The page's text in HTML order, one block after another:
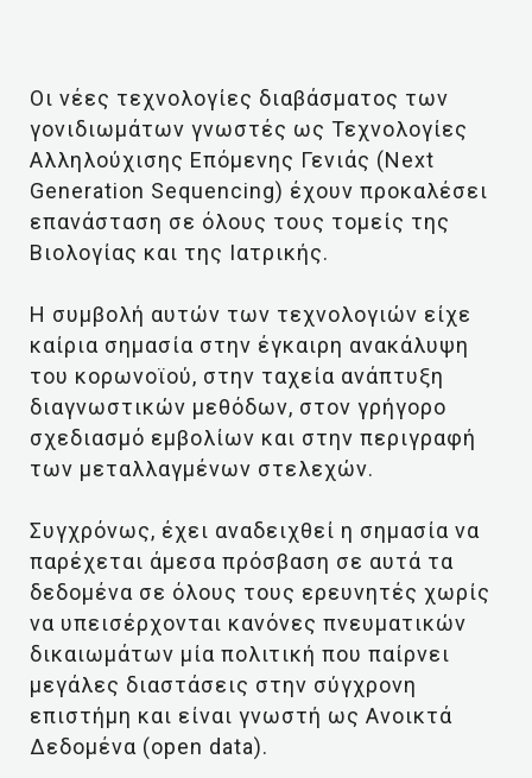
Οι νέες τεχνολογίες διαβάσματος των
γονιδιωμάτων γνωστές ως Τεχνολογίες
Αλληλούχισης Επόμενης Γενιάς (Next
Generation Sequencing) έχουν προκαλέσει
επανάσταση σε όλους τους τομείς της
Βιολογίας και της Ιατρικής.
Η συμβολή αυτών των τεχνολογιών είχε
καίρια σημασία στην έγκαιρη ανακάλυψη
του κορωνοϊού, στην ταχεία ανάπτυξη
διαγνωστικών μεθόδων, στον γρήγορο
σχεδιασμό εμβολίων και στην περιγραφή
των μεταλλαγμένων στελεχών.
Συγχρόνως, έχει αναδειχθεί η σημασία να
παρέχεται άμεσα πρόσβαση σε αυτά τα
δεδομένα σε όλους τους ερευνητές χωρίς
να υπεισέρχονται κανόνες πνευματικών
δικαιωμάτων μία πολιτική που παίρνει
μεγάλες διαστάσεις στην σύγχρονη
επιστήμη και είναι γνωστή ως Ανοικτά
Δεδομένα (open data).